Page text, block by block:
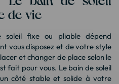
de vie
fixe ou pliable dépend
vous disposez et de votre style
et changer de place selon le
fait pour vous. Le bain de soleil
côté stable et solide à votre